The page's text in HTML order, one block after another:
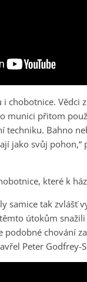
chobotnice. Vědci
munici přitom
techniku. Bahno
jako svůj
které k
samice tak zvlášť
útokům
podobné chování
Peter Godfrey-